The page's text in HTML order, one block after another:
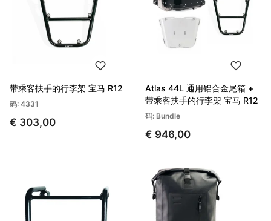
带乘客扶手的行李架 宝马 R12
码: 4331
€ 303,00
Atlas 44L 通用铝合金尾箱 +
带乘客扶手的行李架 宝马 R12
码: Bundle
€ 946,00